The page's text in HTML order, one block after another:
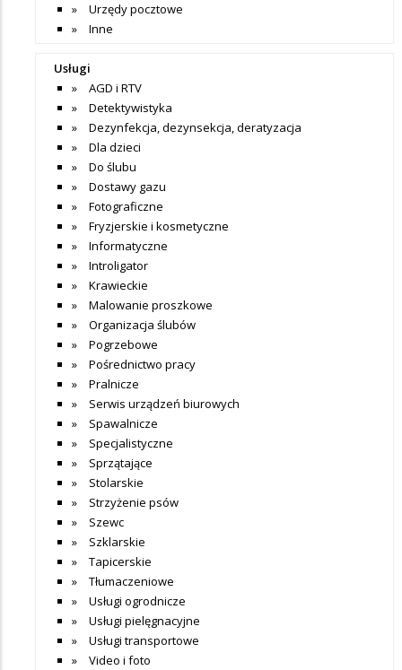
Urzędy pocztowe
Inne
Usługi
AGD i RTV
Detektywistyka
Dezynfekcja, dezynsekcja, deratyzacja
Dla dzieci
Do ślubu
Dostawy gazu
Fotograficzne
Fryzjerskie i kosmetyczne
Informatyczne
Introligator
Krawieckie
Malowanie proszkowe
Organizacja ślubów
Pogrzebowe
Pośrednictwo pracy
Pralnicze
Serwis urządzeń biurowych
Spawalnicze
Specjalistyczne
Sprzątające
Stolarskie
Strzyżenie psów
Szewc
Szklarskie
Tapicerskie
Tłumaczeniowe
Usługi ogrodnicze
Usługi pielęgnacyjne
Usługi transportowe
Video i foto